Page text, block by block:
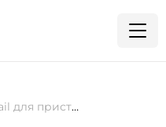
Gemini AI розгортається в Gmail для пристроїв Android